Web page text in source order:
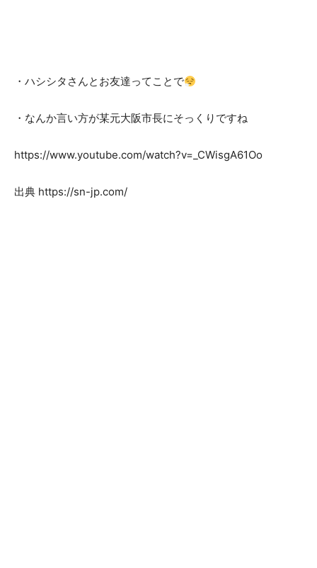
・ハシシタさんとお友達ってことで
・なんか言い方が某元大阪市長にそっくりですね
https://www.youtube.com/watch?v=_CWisgA61Oo
出典 https://sn-jp.com/